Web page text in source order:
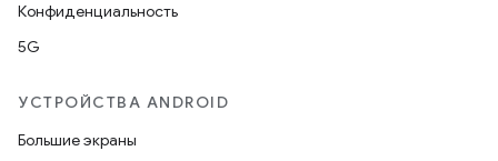
Конфиденциальность
5G
УСТРОЙСТВА ANDROID
Большие экраны